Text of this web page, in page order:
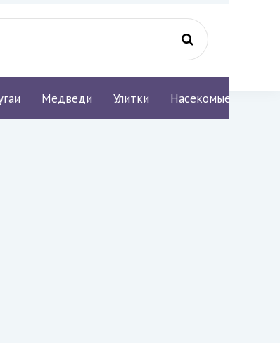
Медведи Улитки Насекомые